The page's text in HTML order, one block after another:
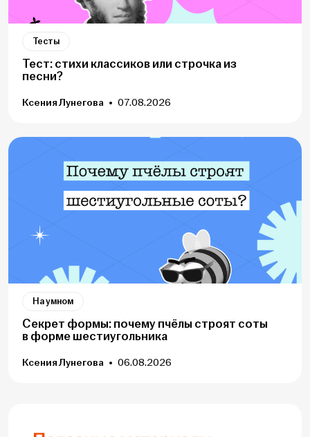
Тесты
Тест: стихи классиков или строчка из
песни?
Ксения Лунегова 07.08.2026
На умном
Секрет формы: почему пчёлы строят соты
в форме шестиугольника
Ксения Лунегова 06.08.2026